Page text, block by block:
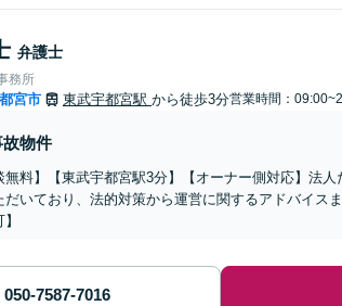
弁護士
務所
宮市 東武宇都宮駅 から徒歩3分営業時間：
故物件
無料】【東武宇都宮駅3分】【オーナー側対応】法
だいており、法的対策から運営に関するアドバイス